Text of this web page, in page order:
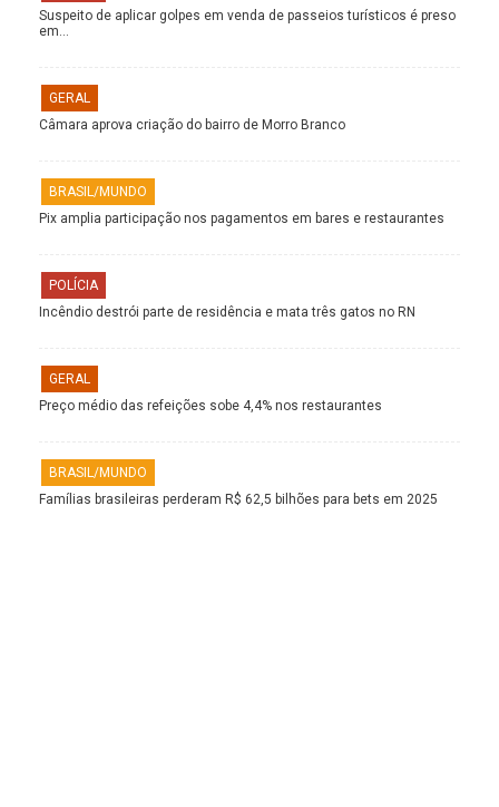
Suspeito de aplicar golpes em venda de passeios turísticos é preso
em…
GERAL
Câmara aprova criação do bairro de Morro Branco
BRASIL/MUNDO
Pix amplia participação nos pagamentos em bares e restaurantes
POLÍCIA
Incêndio destrói parte de residência e mata três gatos no RN
GERAL
Preço médio das refeições sobe 4,4% nos restaurantes
BRASIL/MUNDO
Famílias brasileiras perderam R$ 62,5 bilhões para bets em 2025